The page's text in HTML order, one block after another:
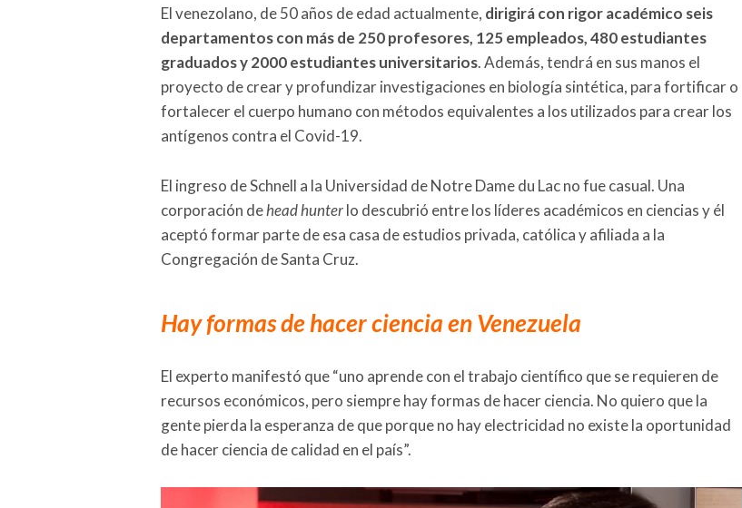
El venezolano, de 50 años de edad actualmente, dirigirá con rigor académico seis
departamentos con más de 250 profesores, 125 empleados, 480 estudiantes
graduados y 2000 estudiantes universitarios. Además, tendrá en sus manos el
proyecto de crear y profundizar investigaciones en biología sintética, para fortificar o
fortalecer el cuerpo humano con métodos equivalentes a los utilizados para crear los
antígenos contra el Covid-19.
El ingreso de Schnell a la Universidad de Notre Dame du Lac no fue casual. Una
corporación dehead hunterlo descubrió entre los líderes académicos en ciencias y él
aceptó formar parte de esa casa de estudios privada, católica y afiliada a la
Congregación de Santa Cruz.
Hay formas de hacer ciencia en Venezuela
El experto manifestó que “uno aprende con el trabajo científico que se requieren de
recursos económicos, pero siempre hay formas de hacer ciencia. No quiero que la
gente pierda la esperanza de que porque no hay electricidad no existe la oportunidad
de hacer ciencia de calidad en el país”.